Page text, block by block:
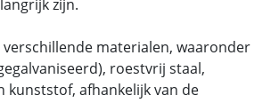
zijn.
materialen, waaronder
roestvrij staal,
kunststof, afhankelijk van de